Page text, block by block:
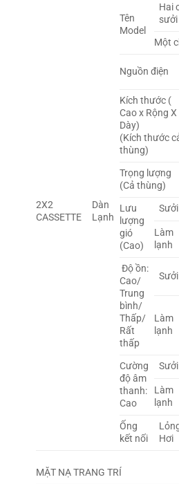
2X2
CASSETTE
Dàn
Lạnh
Tên
Model
Hai
sưởi
Một
Nguồn điện
Kích thước (
Cao x Rộng X
Dày)
(Kích thước
thùng)
Trọng lượng
(Cả thùng)
Lưu
lượng
gió
(Cao)
Sưởi
Làm
lạnh
Độ ồn:
Cao/
Trung
bình/
Thấp/
Rất
thấp
Sưởi
Làm
lạnh
Cường
độ âm
thanh:
Cao
Sưởi
Làm
lạnh
Ống
kết nối
Hơi
MẶT NẠ TRANG TRÍ